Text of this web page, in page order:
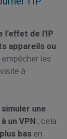
l'effet de l'IP
appareils ou
les
à
simuler une
un VPN; cela
basen